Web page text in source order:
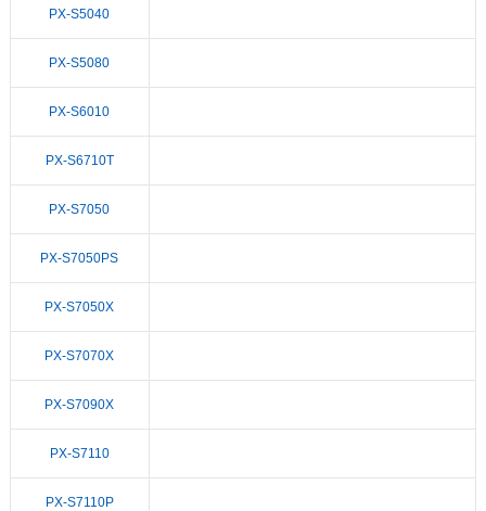
PX-S5040
PX-S5080
PX-S6010
PX-S6710T
PX-S7050
PX-S7050PS
PX-S7050X
PX-S7070X
PX-S7090X
PX-S7110
PX-S7110P